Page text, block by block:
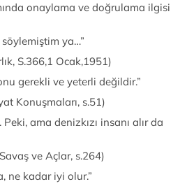
onaylama ve doğrulama ilgisi
ya…”
S.366,1 Ocak,1951)
gerekli ve yeterli değildir.”
Konuşmaları, s.51)
ama denizkızı insanı alır da
ve Açlar, s.264)
ne kadar iyi olur.”